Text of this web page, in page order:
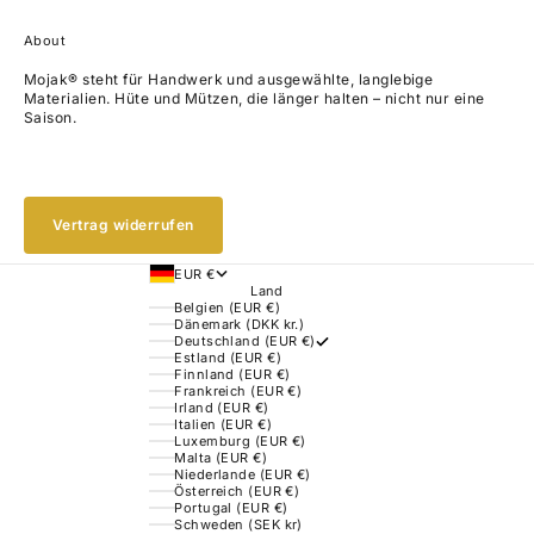
About
Mojak® steht für Handwerk und ausgewählte, langlebige
Materialien. Hüte und Mützen, die länger halten – nicht nur eine
Saison.
Vertrag widerrufen
EUR €
Land
Belgien (EUR €)
Dänemark (DKK kr.)
Deutschland (EUR €)
Estland (EUR €)
Finnland (EUR €)
Frankreich (EUR €)
Irland (EUR €)
Italien (EUR €)
Luxemburg (EUR €)
Malta (EUR €)
Niederlande (EUR €)
Österreich (EUR €)
Portugal (EUR €)
Schweden (SEK kr)